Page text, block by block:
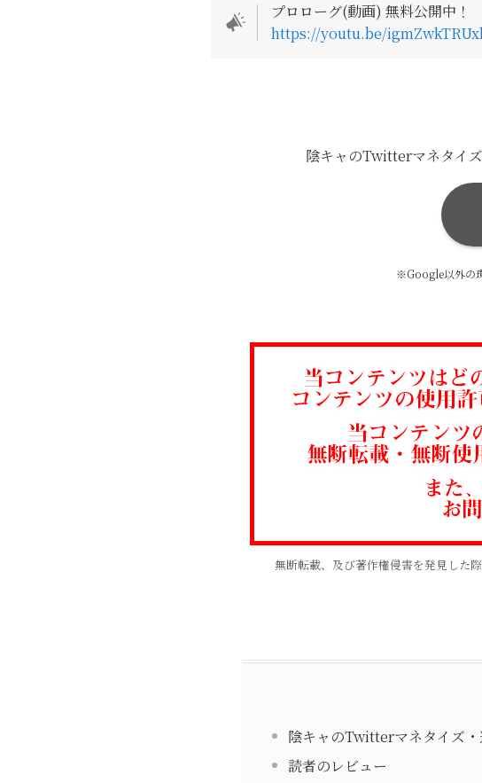
プロローグ(動画) 無料公開中 ！
https://youtu.be/
陰キャのTwitterマネタイ
※Google以外の
無断転載、及び著作権侵害を発見した
陰キャのTwitterマネタイズ・
読者のレビュー